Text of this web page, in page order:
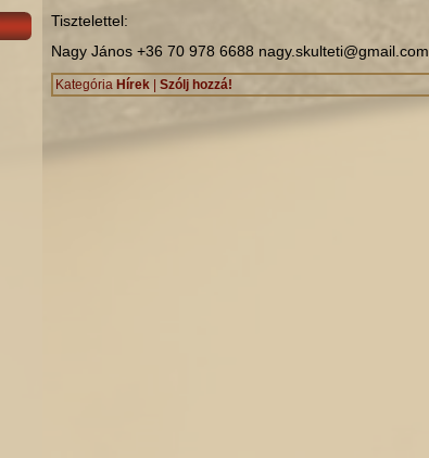
Tisztelettel:
Nagy János +36 70 978 6688 nagy.skulteti@gmail.com
Kategória Hírek Szólj hozzá!